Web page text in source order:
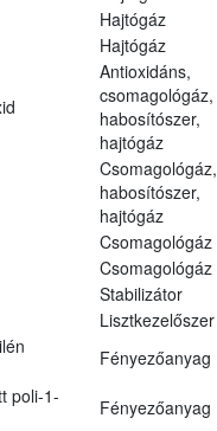
Hajtógáz
Hajtógáz
Antioxidáns,
csomagológáz,
habosítószer,
hajtógáz
Csomagológáz,
habosítószer,
hajtógáz
Csomagológáz
Csomagológáz
Stabilizátor
Lisztkezelőszer
Fényezőanyag
poli-1-
Fényezőanyag